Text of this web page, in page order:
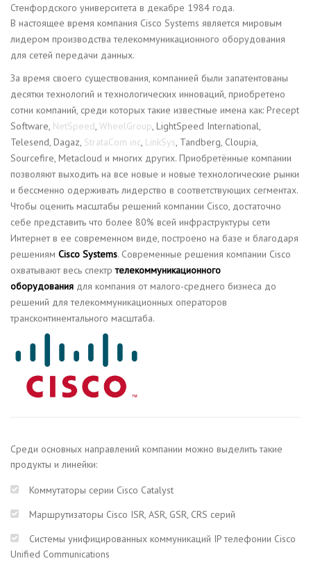
Стенфордского университета в декабре 1984 года.
В настоящее время компания Cisco Systems является мировым
лидером производства телекоммуникационного оборудования
для сетей передачи данных.
За время своего существования, компанией были запатентованы
десятки технологий и технологических инноваций, приобретено
сотни компаний, среди которых такие известные имена как: Precept
Software, NetSpeed WheelGroup , LightSpeed International,
Telesend, Dagaz, StrataCom inc LinkSys , Tandberg, Cloupia,
Sourcefire, Metacloud и многих других. Приобретённые компании
позволяют выходить на все новые и новые технологические рынки
и бессменно одерживать лидерство в соответствующих сегментах.
Чтобы оценить масштабы решений компании Cisco, достаточно
себе представить что более 80% всей инфраструктуры сети
Интернет в ее современном виде, построено на базе и благодаря
решениям Cisco Systems. Современные решения компании Cisco
охватывают весь спектртелекоммуникационного
оборудования для компания от малого-среднего бизнеса до
решений для телекоммуникационных операторов
трансконтинентального масштаба.
Среди основных направлений компании можно выделить такие
продукты и линейки:
Коммутаторы серии Cisco Catalyst
Маршрутизаторы Cisco ISR, ASR, GSR, CRS серий
Системы унифицированных коммуникаций IP телефонии Cisco
Unified Communications